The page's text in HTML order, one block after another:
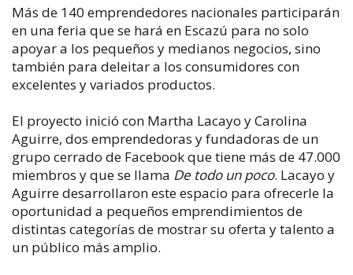
Más de 140 emprendedores nacionales participarán
en una feria que se hará en Escazú para no solo
apoyar a los pequeños y medianos negocios, sino
también para deleitar a los consumidores con
excelentes y variados productos.
El proyecto inició con Martha Lacayo y Carolina
Aguirre, dos emprendedoras y fundadoras de un
grupo cerrado de Facebook que tiene más de 47.000
miembros y que se llama De todo un poco. Lacayo y
Aguirre desarrollaron este espacio para ofrecerle la
oportunidad a pequeños emprendimientos de
distintas categorías de mostrar su oferta y talento a
un público más amplio.